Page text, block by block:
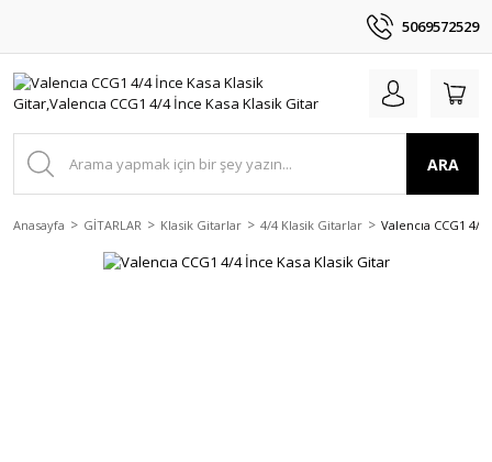
5069572529
ARA
Anasayfa GİTARLAR Klasik Gitarlar 4/4 Klasik Gitarlar Valencıa CCG1 4/